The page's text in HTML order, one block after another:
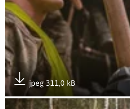
jpeg 311,0 kB
Pobierz załącznik
Otwórz załącznik 2LBOT - 4